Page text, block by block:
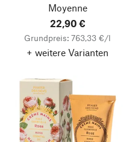
Moyenne
22,90 €
Grundpreis: 763,33 €/l
+ weitere Varianten